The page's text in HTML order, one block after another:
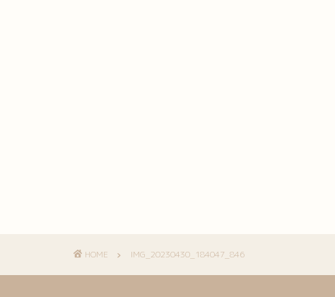
HOME IMG_20230430_184047_846